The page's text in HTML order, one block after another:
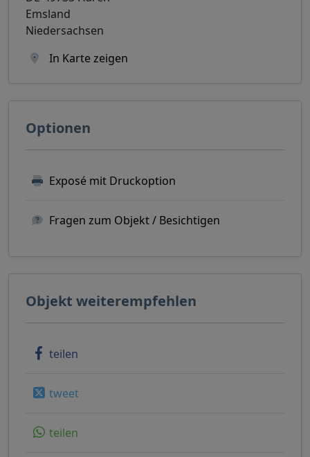
Emsland
Niedersachsen
In Karte zeigen
Optionen
Exposé mit Druckoption
Fragen zum Objekt / Besichtigen
Objekt weiterempfehlen
teilen
tweet
teilen